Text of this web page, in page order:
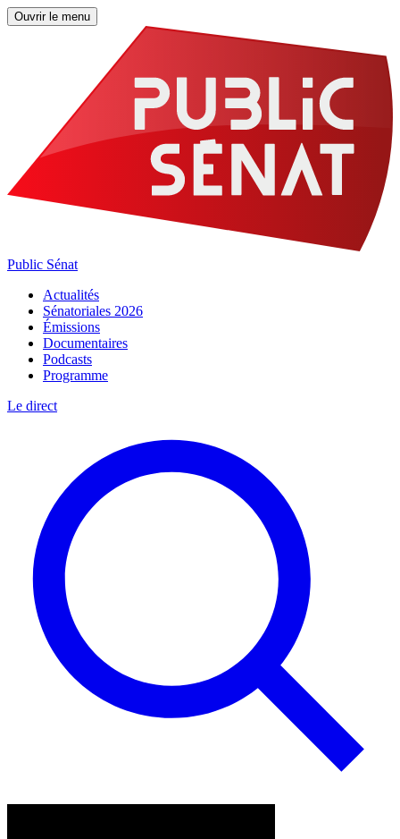
Ouvrir le menu
Public Sénat
Actualités
Sénatoriales 2026
Émissions
Documentaires
Podcasts
Programme
Le direct